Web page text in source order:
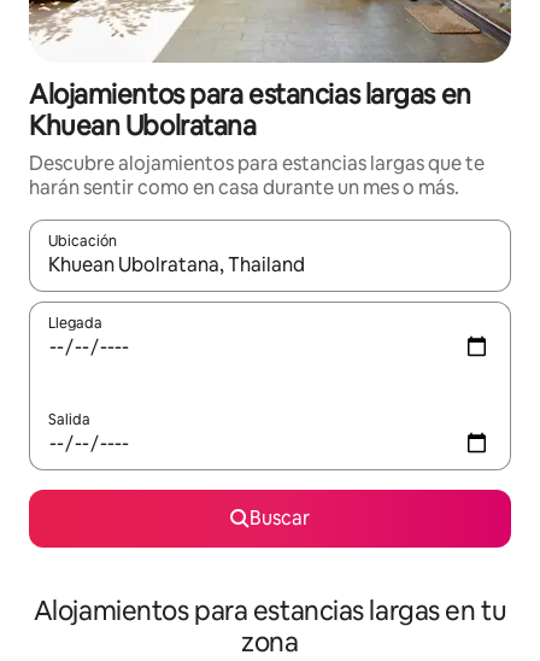
Alojamientos para estancias largas en
Khuean Ubolratana
Descubre alojamientos para estancias largas que te
harán sentir como en casa durante un mes o más.
Ubicación
Cuando los resultados estén disponibles, podrás navegar
Llegada
Salida
Buscar
Alojamientos para estancias largas en tu
zona